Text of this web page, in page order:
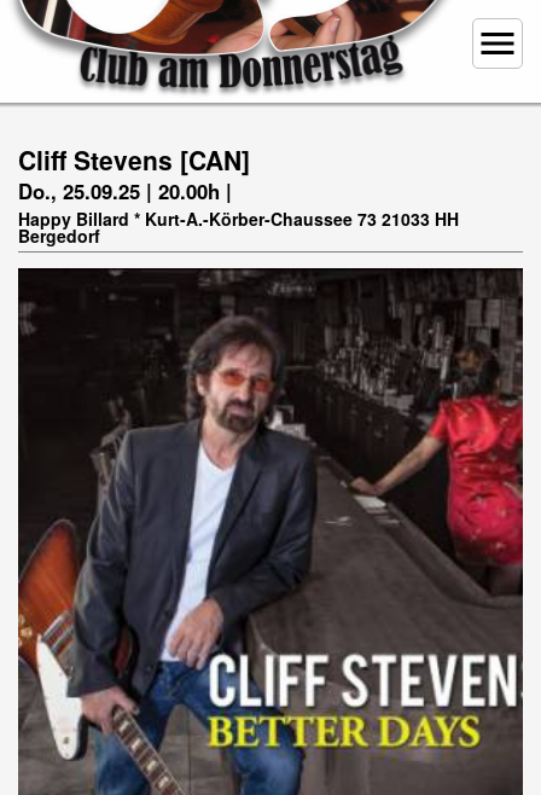
menu
Cliff Stevens [CAN]
Do., 25.09.25 | 20.00h |
Happy Billard * Kurt-A.-Körber-Chaussee 73 21033 HH
Bergedorf